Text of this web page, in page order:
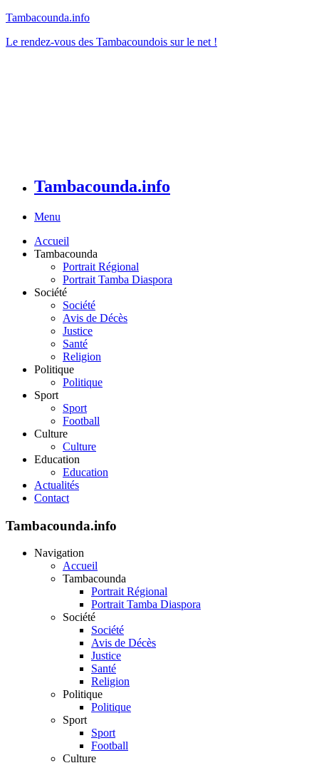
Tambacounda.info
Le rendez-vous des Tambacoundois sur le net !
Tambacounda.info
Menu
Accueil
Tambacounda
Portrait Régional
Portrait Tamba Diaspora
Société
Société
Avis de Décès
Justice
Santé
Religion
Politique
Politique
Sport
Sport
Football
Culture
Culture
Education
Education
Actualités
Contact
Tambacounda.info
Navigation
Accueil
Tambacounda
Portrait Régional
Portrait Tamba Diaspora
Société
Société
Avis de Décès
Justice
Santé
Religion
Politique
Politique
Sport
Sport
Football
Culture